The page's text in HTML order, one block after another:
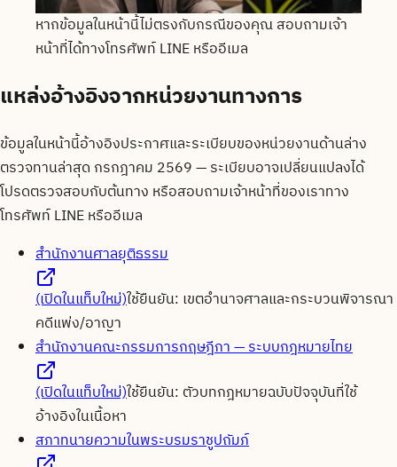
หากข้อมูลในหน้านี้ไม่ตรงกับกรณีของคุณ สอบถามเจ้า
หน้าที่ได้ทางโทรศัพท์ LINE หรืออีเมล
แหล่งอ้างอิงจากหน่วยงานทางการ
ข้อมูลในหน้านี้อ้างอิงประกาศและระเบียบของหน่วยงานด้านล่าง
ตรวจทานล่าสุด กรกฎาคม 2569— ระเบียบอาจเปลี่ยนแปลงได้
โปรดตรวจสอบกับต้นทาง หรือสอบถามเจ้าหน้าที่ของเราทาง
โทรศัพท์ LINE หรืออีเมล
สำนักงานศาลยุติธรรม
(เปิดในแท็บใหม่)ใช้ยืนยัน: เขตอำนาจศาลและกระบวนพิจารณา
คดีแพ่ง/อาญา
สำนักงานคณะกรรมการกฤษฎีกา — ระบบกฎหมายไทย
(เปิดในแท็บใหม่)ใช้ยืนยัน: ตัวบทกฎหมายฉบับปัจจุบันที่ใช้
อ้างอิงในเนื้อหา
สภาทนายความในพระบรมราชูปถัมภ์